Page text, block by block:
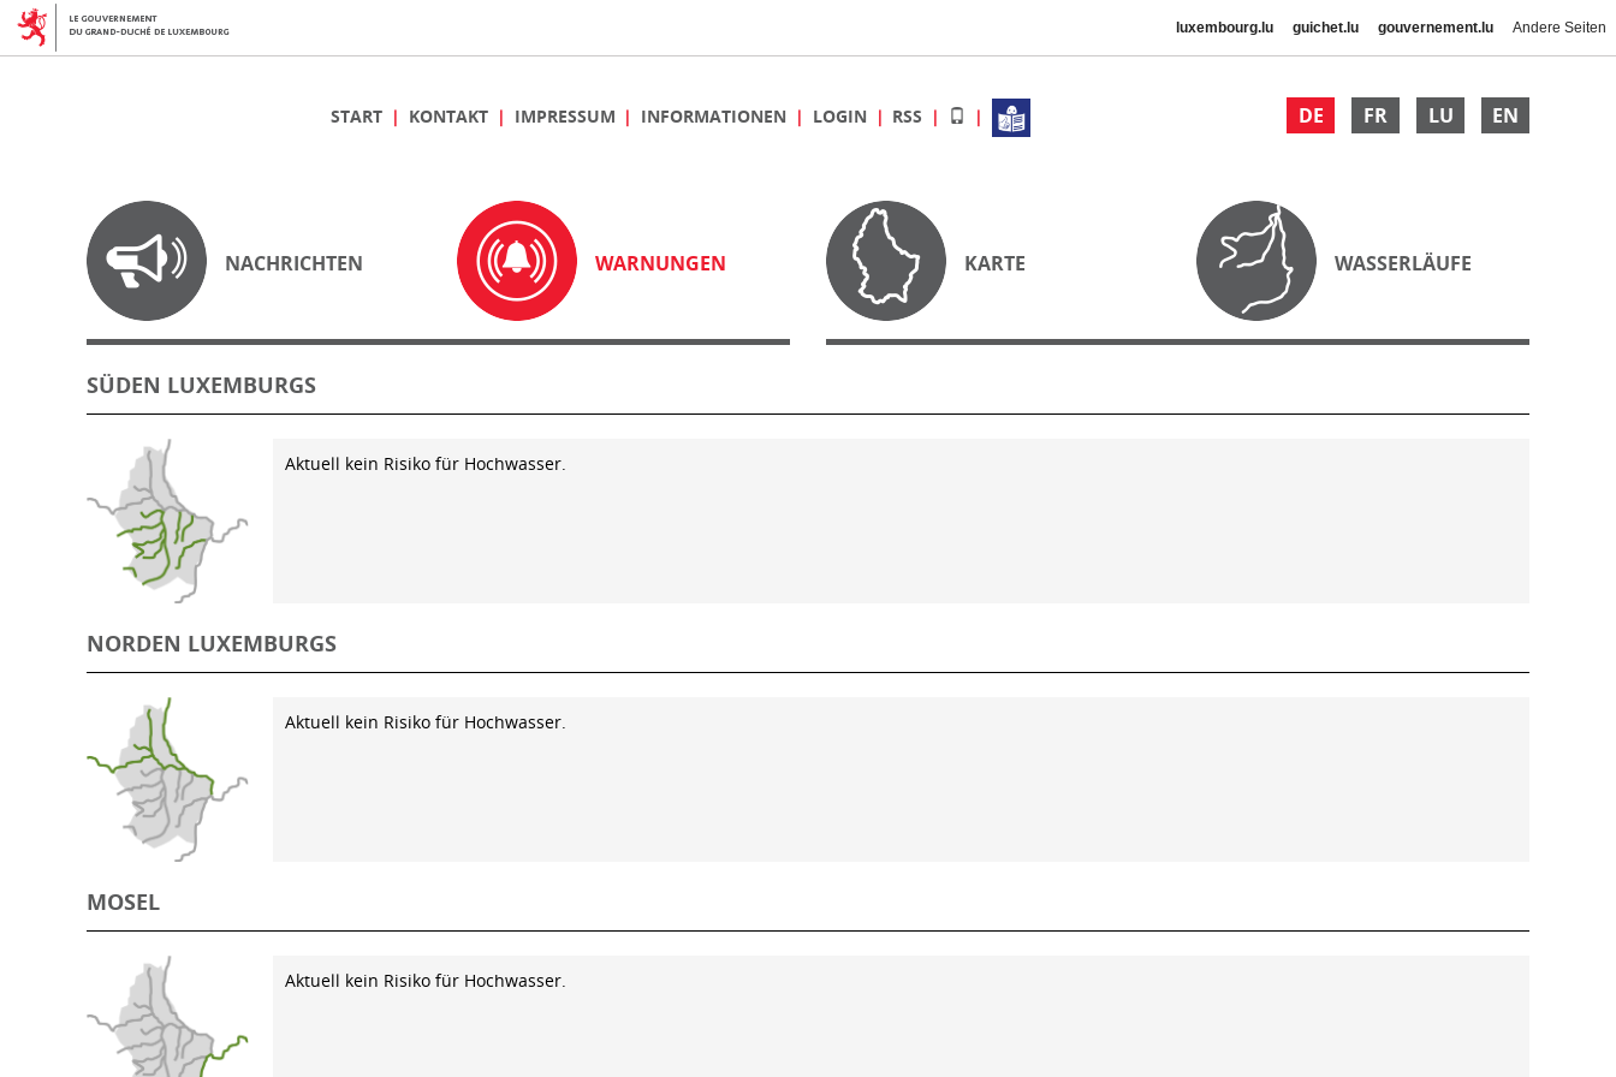
luxembourg.lu guichet.lu gouvernement.lu Andere Seiten
DE FR LU EN
START KONTAKT IMPRESSUM INFORMATIONEN LOGIN RSS
NACHRICHTEN WARNUNGEN KARTE WASSERLÄUFE
SÜDEN LUXEMBURGS
Aktuell kein Risiko für Hochwasser.
NORDEN LUXEMBURGS
Aktuell kein Risiko für Hochwasser.
MOSEL
Aktuell kein Risiko für Hochwasser.